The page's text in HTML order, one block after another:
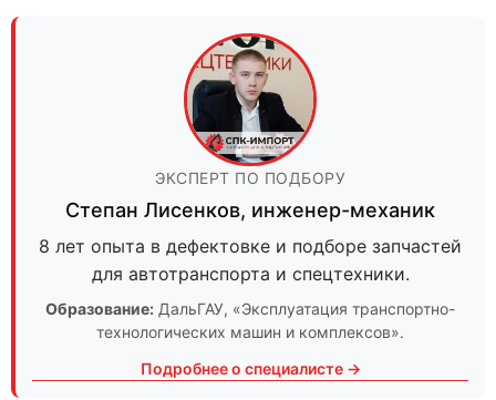
ЭКСПЕРТ ПО ПОДБОРУ
Степан Лисенков, инженер-механик
8 лет опыта в дефектовке и подборе запчастей
для автотранспорта и спецтехники.
Образование: ДальГАУ, «Эксплуатация транспортно-
технологических машин и комплексов».
Подробнее о специалисте →